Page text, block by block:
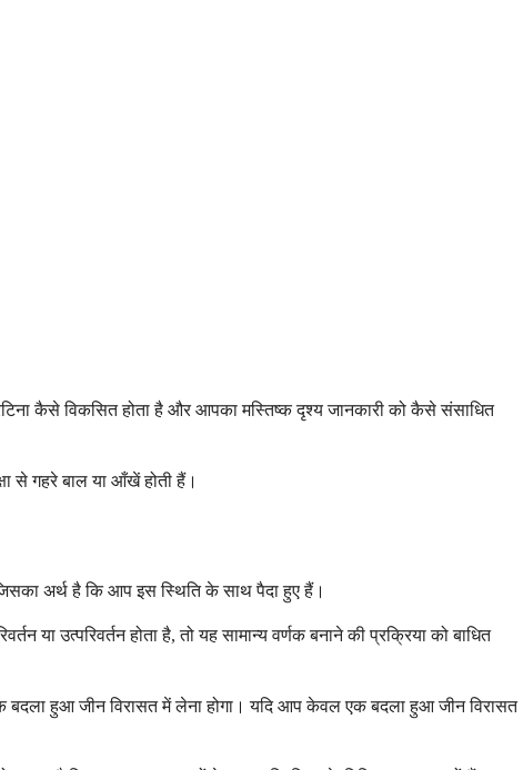
कैसे विकसित होता है और आपका मस्तिष्क दृश्य जानकारी को कैसे संसाधित
से गहरे बाल या आँखें होती हैं।
अर्थ है कि आप इस स्थिति के साथ पैदा हुए हैं।
उत्परिवर्तन होता है, तो यह सामान्य वर्णक बनाने की प्रक्रिया को बाधित
बदला हुआ जीन विरासत में लेना होगा। यदि आप केवल एक बदला हुआ जीन विरासत